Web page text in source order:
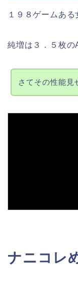
１９８ゲームある
純増は３．５枚の
さてその性能見
ナニコレ